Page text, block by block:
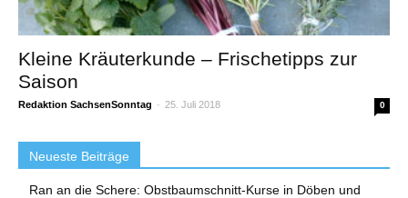
Kleine Kräuterkunde – Frischetipps zur
Saison
Redaktion SachsenSonntag - 25. Juli 2018 0
Neueste Beiträge
Ran an die Schere: Obstbaumschnitt-Kurse in Döben und